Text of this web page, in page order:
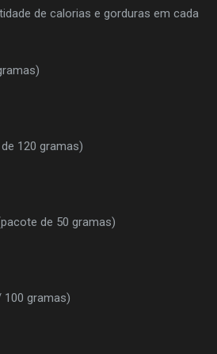
de calorias e gorduras em cada
120 gramas)
de 50 gramas)
gramas)